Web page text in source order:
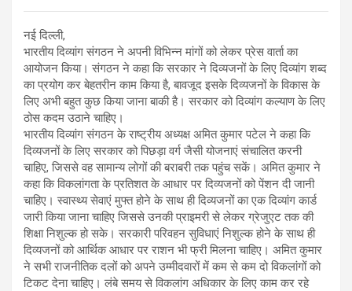
नई दिल्ली,
भारतीय दिव्यांग संगठन ने अपनी विभिन्न मांगों को लेकर प्रेस वार्ता का
आयोजन किया। संगठन ने कहा कि सरकार ने दिव्यजनों के लिए दिव्यांग शब्द
का प्रयोग कर बेहतरीन काम किया है, बावजूद इसके दिव्यजनों के विकास के
लिए अभी बहुत कुछ किया जाना बाकी है। सरकार को दिव्यांग कल्याण के लिए
ठोस कदम उठाने चाहिए।
भारतीय दिव्यांग संगठन के राष्ट्रीय अध्यक्ष अमित कुमार पटेल ने कहा कि
दिव्यजनों के लिए सरकार को पिछड़ा वर्ग जैसी योजनाएं संचालित करनी
चाहिए, जिससे वह सामान्य लोगों की बराबरी तक पहुंच सकें। अमित कुमार ने
कहा कि विकलांगता के प्रतिशत के आधार पर दिव्यजनों को पेंशन दी जानी
चाहिए। स्वास्थ्य सेवाएं मुफ्त होने के साथ ही दिव्यजनों का एक दिव्यांग कार्ड
जारी किया जाना चाहिए जिससे उनकी प्राइमरी से लेकर ग्रेजुएट तक की
शिक्षा निशुल्क हो सके। सरकारी परिवहन सुविधाएं निशुल्क होने के साथ ही
दिव्यजनों को आर्थिक आधार पर राशन भी फ्री मिलना चाहिए। अमित कुमार
ने सभी राजनीतिक दलों को अपने उम्मीदवारों में कम से कम दो विकलांगों को
टिकट देना चाहिए। लंबे समय से विकलांग अधिकार के लिए काम कर रहे